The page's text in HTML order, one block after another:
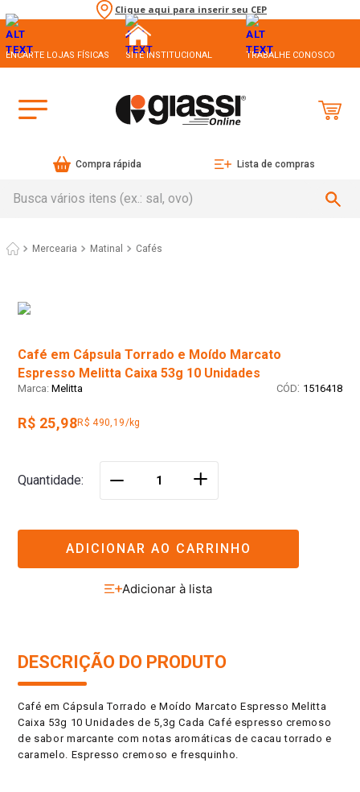
Clique aqui para inserir seu CEP
ENCARTE LOJAS FÍSICAS SITE INSTITUCIONAL TRABALHE CONOSCO
Compra rápida Lista de compras
Mercearia Matinal Cafés
Café em Cápsula Torrado e Moído Marcato
Espresso Melitta Caixa 53g 10 Unidades
Melitta : 1516418
R$ 25,98R$ 490,19/kg
Quantidade ＋
ADICIONAR AO CARRINHO
DESCRIÇÃO DO PRODUTO
Café em Cápsula Torrado e Moído Marcato Espresso Melitta
Caixa 53g 10 Unidades de 5,3g Cada Café espresso cremoso
de sabor marcante com notas aromáticas de cacau torrado e
caramelo. Espresso cremoso e fresquinho.